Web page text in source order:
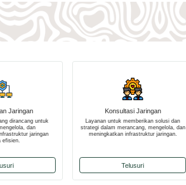
Jaringan
dirancang untuk
dan
jaringan
efisien.
Konsultasi Jaringan
Layanan untuk memberikan solusi dan
strategi dalam merancang, mengelola, dan
meningkatkan infrastruktur jaringan.
Telusuri